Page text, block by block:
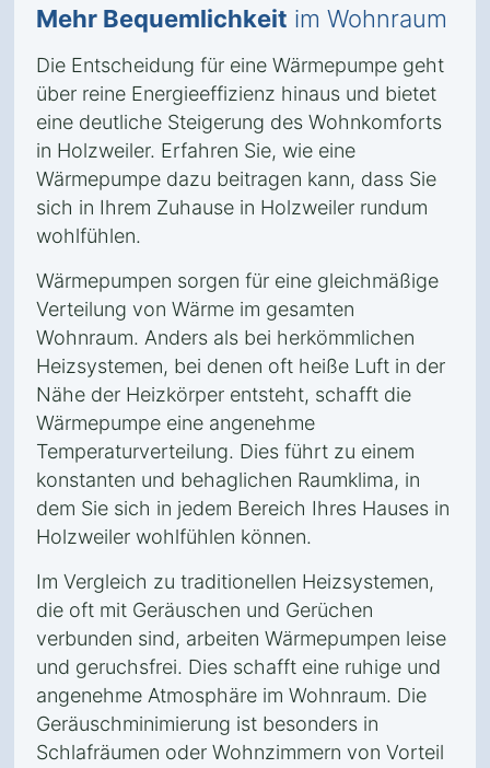
Mehr Bequemlichkeit im Wohnraum
Die Entscheidung für eine Wärmepumpe geht
über reine Energieeffizienz hinaus und bietet
eine deutliche Steigerung des Wohnkomforts
in Holzweiler. Erfahren Sie, wie eine
Wärmepumpe dazu beitragen kann, dass Sie
sich in Ihrem Zuhause in Holzweiler rundum
wohlfühlen.
Wärmepumpen sorgen für eine gleichmäßige
Verteilung von Wärme im gesamten
Wohnraum. Anders als bei herkömmlichen
Heizsystemen, bei denen oft heiße Luft in der
Nähe der Heizkörper entsteht, schafft die
Wärmepumpe eine angenehme
Temperaturverteilung. Dies führt zu einem
konstanten und behaglichen Raumklima, in
dem Sie sich in jedem Bereich Ihres Hauses in
Holzweiler wohlfühlen können.
Im Vergleich zu traditionellen Heizsystemen,
die oft mit Geräuschen und Gerüchen
verbunden sind, arbeiten Wärmepumpen leise
und geruchsfrei. Dies schafft eine ruhige und
angenehme Atmosphäre im Wohnraum. Die
Geräuschminimierung ist besonders in
Schlafräumen oder Wohnzimmern von Vorteil